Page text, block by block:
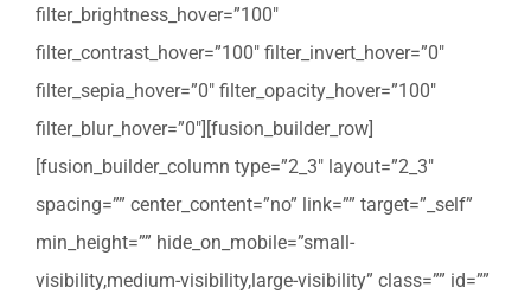
filter_brightness_hover=”100″
filter_contrast_hover=”100″ filter_invert_hover=”0″
filter_sepia_hover=”0″ filter_opacity_hover=”100″
filter_blur_hover=”0″][fusion_builder_row]
[fusion_builder_column type=”2_3″ layout=”2_3″
spacing=”” center_content=”no” link=”” target=”_self”
min_height=”” hide_on_mobile=”small-
visibility,medium-visibility,large-visibility” class=”” id=””